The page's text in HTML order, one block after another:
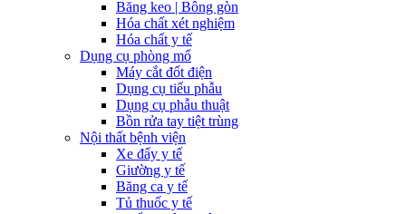
Băng keo | Bông gòn
Hóa chất xét nghiệm
Hóa chất y tế
Dụng cụ phòng mổ
Máy cắt đốt điện
Dụng cụ tiểu phẫu
Dụng cụ phẫu thuật
Bồn rửa tay tiệt trùng
Nội thất bệnh viện
Xe đẩy y tế
Giường y tế
Băng ca y tế
Tủ thuốc y tế